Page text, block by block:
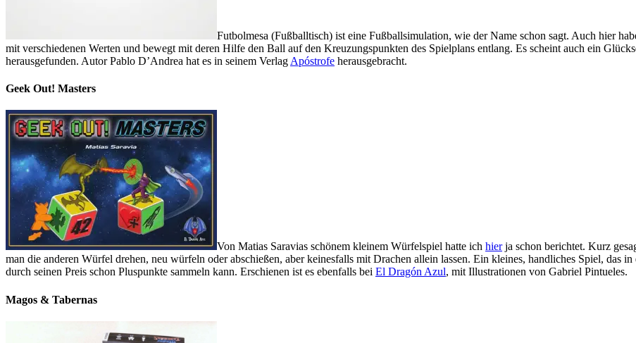
Futbolmesa (Fußballtisch) ist eine Fußballsimulation, wie der Name schon sagt. Auch hier
mit verschiedenen Werten und bewegt mit deren Hilfe den Ball auf den Kreuzungspunkten des Spielplans entlang. Es scheint auch ein
herausgefunden. Autor Pablo D’Andrea hat es in seinem Verlag Apóstrofe herausgebracht.
Geek Out! Masters
Von Matias Saravias schönem kleinem Würfelspiel hatte ich hierja schon berichtet. Kurz
man die anderen Würfel drehen, neu würfeln oder abschießen, aber keinesfalls mit Drachen allein lassen. Ein kleines, handliches Spiel, das
durch seinen Preis schon Pluspunkte sammeln kann. Erschienen ist es ebenfalls bei El Dragón Azul, mit Illustrationen von Gabriel Pintueles.
Magos & Tabernas